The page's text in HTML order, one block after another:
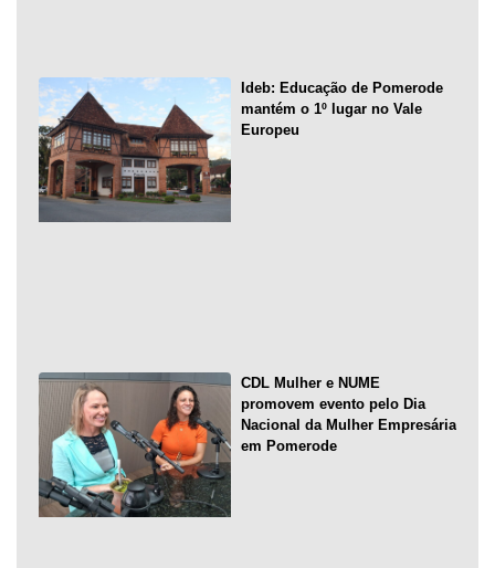
Ideb: Educação de Pomerode
mantém o 1º lugar no Vale
Europeu
CDL Mulher e NUME
promovem evento pelo Dia
Nacional da Mulher Empresária
em Pomerode